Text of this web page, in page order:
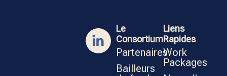
Le
Consortium
Partenaires
Bailleurs
Liens
Rapides
Work
Packages